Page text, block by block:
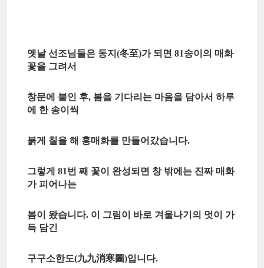
옛날 선조님들은 동지(冬至)가 되면 81송이의 매화
꽃을 그려서
창문에 붙인 후, 봄을 기다리는 마음을 담아서 하루
에 한 송이씩
붉게 칠을 해 홍매화를 만들어갔습니다.
그렇게 81 번 째 꽃이 완성되면 창 밖에는 진짜 매화
가 피어나는
봄이 왔습니다. 이 그림이 바로 겨울나기의 멋이 가
득 담긴
구구소한도(九九消寒圖)입니다.